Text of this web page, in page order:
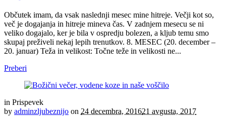
Občutek imam, da vsak naslednji mesec mine hitreje. Večji kot so,
več je dogajanja in hitreje mineva čas. V zadnjem mesecu se ni
veliko dogajalo, ker je bila v ospredju bolezen, a kljub temu smo
skupaj preživeli nekaj lepih trenutkov. 8. MESEC (20. december –
20. januar) Teža in velikost: Točne teže in velikosti ne...
Preberi
in Prispevek
by adminzljubeznijo on 24 decembra, 201621 avgusta, 2017